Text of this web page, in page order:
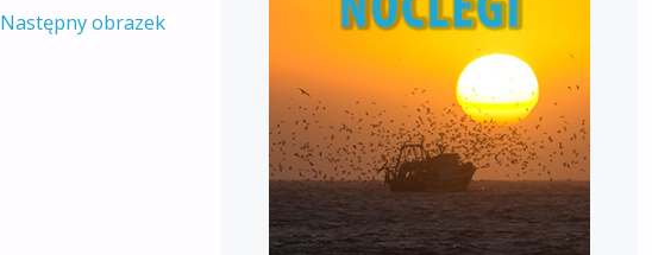
Następny obrazek